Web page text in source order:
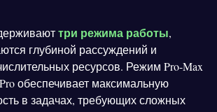
три режима работы,
глубиной рассуждений и
ресурсов. Режим Pro-Max
обеспечивает максимальную
в задачах, требующих сложных